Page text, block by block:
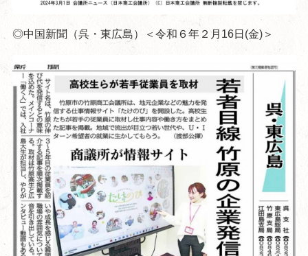
◎中国新聞（呉・東広島）＜令和６年２月16日(金)＞